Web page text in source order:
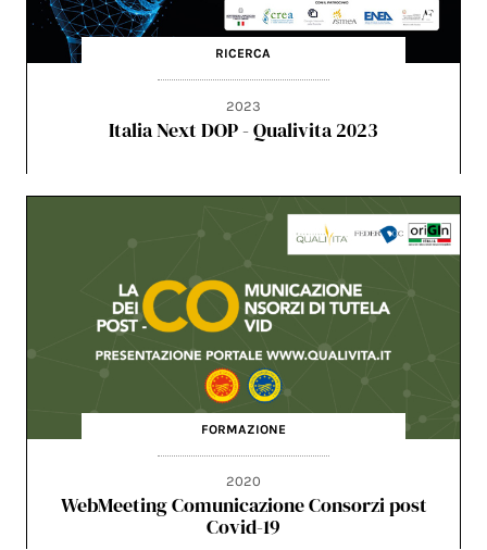
RICERCA
2023
Italia Next DOP - Qualivita 2023
FORMAZIONE
2020
WebMeeting Comunicazione Consorzi post
Covid-19